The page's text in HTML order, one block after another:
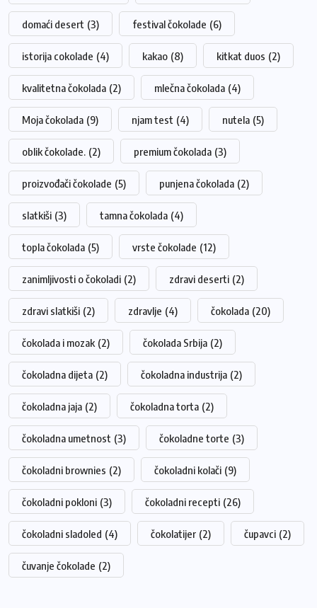
domaći desert (3) festival čokolade (6)
istorija cokolade (4) kakao (8) kitkat duos (2)
kvalitetna čokolada (2) mlečna čokolada (4)
Moja čokolada (9) njam test (4) nutela (5)
oblik čokolade. (2) premium čokolada (3)
proizvođači čokolade (5) punjena čokolada (2)
slatkiši (3) tamna čokolada (4)
topla čokolada (5) vrste čokolade (12)
zanimljivosti o čokoladi (2) zdravi deserti (2)
zdravi slatkiši (2) zdravlje (4) čokolada (20)
čokolada i mozak (2) čokolada Srbija (2)
čokoladna dijeta (2) čokoladna industrija (2)
čokoladna jaja (2) čokoladna torta (2)
čokoladna umetnost (3) čokoladne torte (3)
čokoladni brownies (2) čokoladni kolači (9)
čokoladni pokloni (3) čokoladni recepti (26)
čokoladni sladoled (4) čokolatijer (2) čupavci (2)
čuvanje čokolade (2)